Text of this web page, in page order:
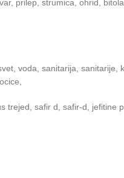
prilep, strumica, ohrid,
voda, sanitarija,
safir d, safir-d, jefitine